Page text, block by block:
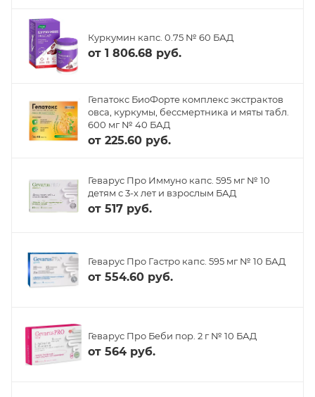
Куркумин капс. 0.75 № 60 БАД
от 1 806.68 руб.
Гепатокс БиоФорте комплекс экстрактов
овса, куркумы, бессмертника и мяты табл.
600 мг № 40 БАД
от 225.60 руб.
Геварус Про Иммуно капс. 595 мг № 10
детям с 3-х лет и взрослым БАД
от 517 руб.
Геварус Про Гастро капс. 595 мг № 10 БАД
от 554.60 руб.
Геварус Про Беби пор. 2 г № 10 БАД
от 564 руб.